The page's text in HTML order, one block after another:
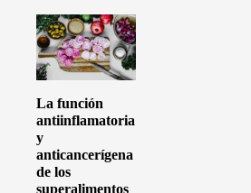
La función
antiinflamatoria
y
anticancerígena
de los
superalimentos